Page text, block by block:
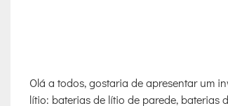
Olá a todos, gostaria de apresentar um
lítio: baterias de lítio de parede, baterias